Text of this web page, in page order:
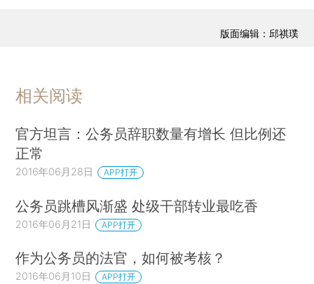
版面编辑：邱祺璞
相关阅读
官方坦言：公务员辞职数量有增长 但比例还
正常
2016年06月28日 APP打开
公务员跳槽风渐盛 处级干部转业最吃香
2016年06月21日 APP打开
作为公务员的法官，如何被考核？
2016年06月10日 APP打开